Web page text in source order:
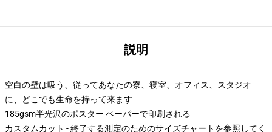
説明
空白の壁は吸う、従ってあなたの寮、寝室、オフィス、スタジオ
に、どこでも生命を持って来ます
185gsm半光沢のポスター ペーパーで印刷される
カスタムカット - 終了する測定のためのサイズチャートを参照してく